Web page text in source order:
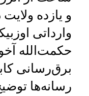
و یازده
وارداتی
حکمت‌الله
برق‌رسانی
رسانه‌ها